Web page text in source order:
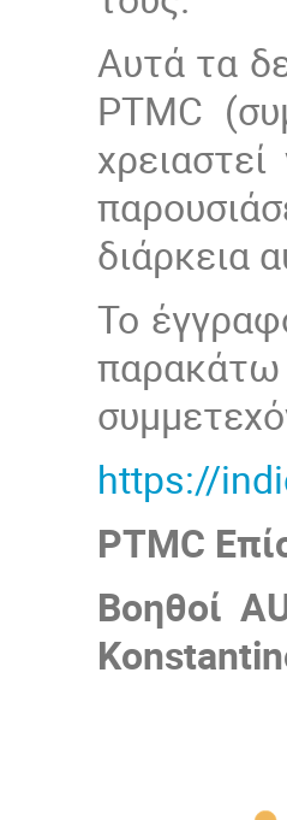
Αυτά τα
PTMC
διάρκεια
Το
παρακάτω
https://
PTMC
Βοηθοί